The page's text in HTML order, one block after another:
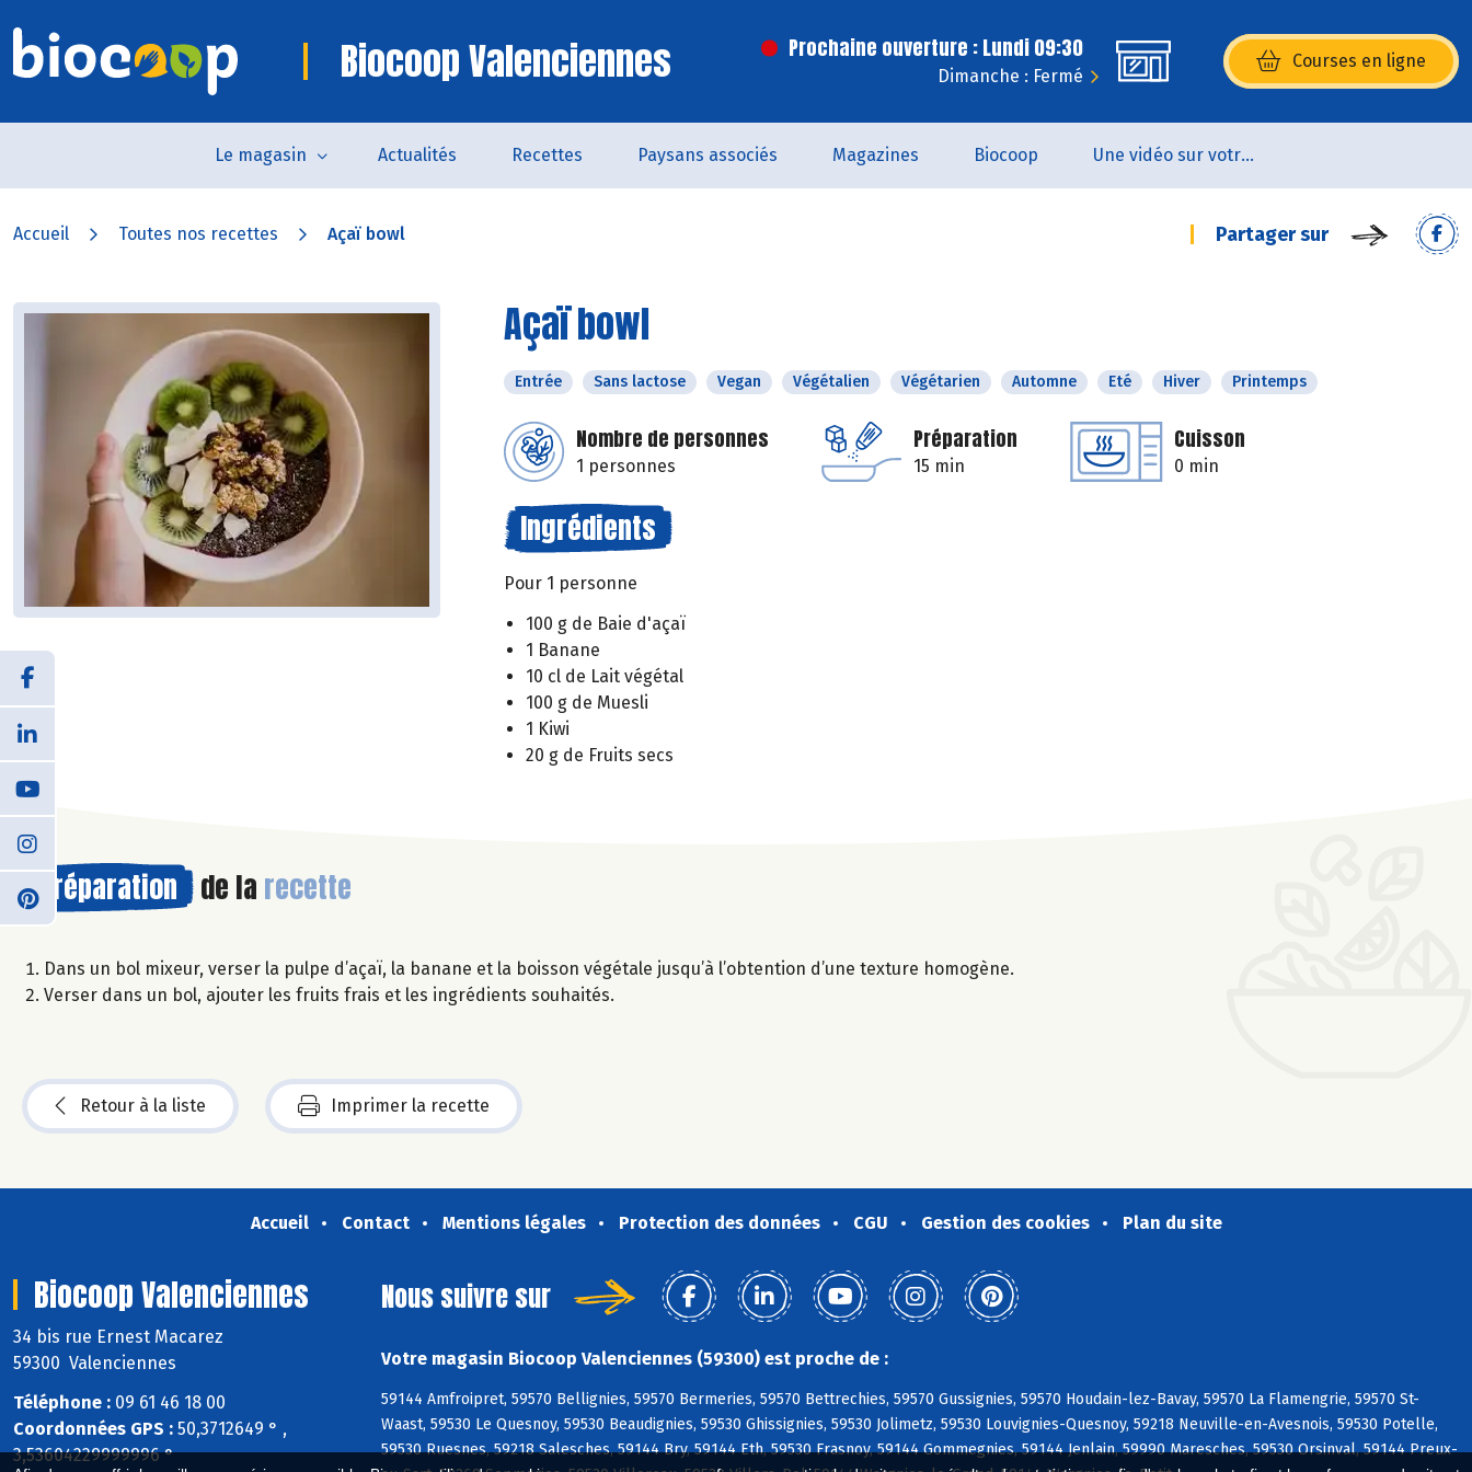
Biocoop Valenciennes Prochaine ouverture : Lundi 09:30
Dimanche : Fermé
Courses en ligne
(s’ouvre dans une nouvelle
Le magasin Actualités Recettes Paysans associés Magazines Biocoop Une vidéo sur votre magasin...
Accueil Toutes nos recettes Açaï bowl Partager sur
Açaï bowl
Entrée Sans lactose Vegan Végétalien Végétarien Automne Eté Hiver Printemps
Nombre de personnes
1 personnes
Préparation
15 min
Cuisson
0 min
Ingrédients
Pour 1 personne
100 g de Baie d'açaï
1 Banane
10 cl de Lait végétal
100 g de Muesli
1 Kiwi
20 g de Fruits secs
Préparation de la recette
Dans un bol mixeur, verser la pulpe d’açaï, la banane et la boisson végétale jusqu’à l’obtention d’une texture homogène.
Verser dans un bol, ajouter les fruits frais et les ingrédients souhaités.
Retour à la liste Imprimer la recette
Accueil Contact Mentions légales Protection des données CGU Gestion des cookies Plan du site
Biocoop Valenciennes
34 bis rue Ernest Macarez
59300 Valenciennes
Téléphone : 09 61 46 18 00
Coordonnées GPS : 50,3712649 ° ,
3,53604229999996 °
Nous suivre sur
Votre magasin Biocoop Valenciennes (59300) est proche de :
59144 Amfroipret, 59570 Bellignies, 59570 Bermeries, 59570 Bettrechies, 59570 Gussignies, 59570 Houdain-lez-Bavay, 59570 La Flamengrie, 59570 St-
Waast, 59530 Le Quesnoy, 59530 Beaudignies, 59530 Ghissignies, 59530 Jolimetz, 59530 Louvignies-Quesnoy, 59218 Neuville-en-Avesnois, 59530 Potelle,
59530 Ruesnes, 59218 Salesches, 59144 Bry, 59144 Eth, 59530 Frasnoy, 59144 Gommegnies, 59144 Jenlain, 59990 Maresches, 59530 Orsinval, 59144 Preux-